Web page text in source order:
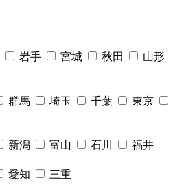
岩手 宮城 秋田
山形
群馬 埼玉 千葉
東京
新潟 富山 石川
福井
愛知
三重